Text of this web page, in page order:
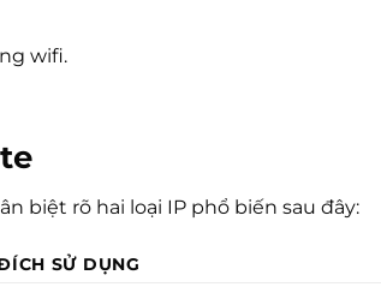
wifi.
biệt rõ hai loại IP phổ biến sau đây:
SỬ DỤNG